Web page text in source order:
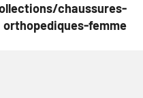
chaussures-
orthopediques-femme